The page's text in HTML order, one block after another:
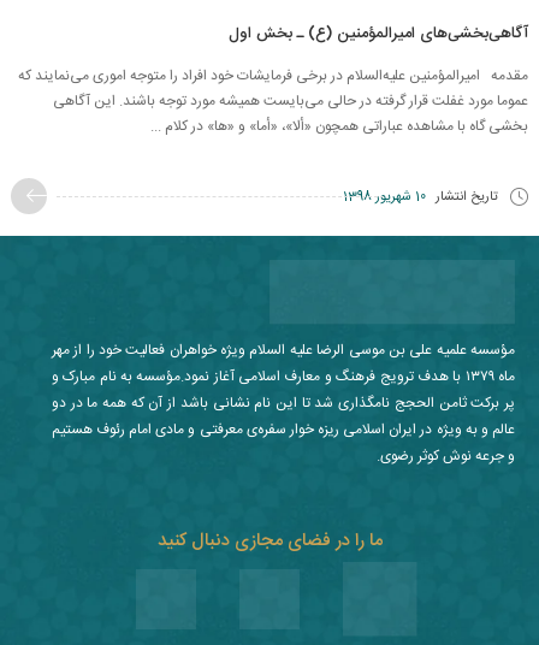
آگاهی‌بخشی‌های امیرالمؤمنین (ع) ـ بخش اول
مقدمه امیرالمؤمنین علیه‌السلام در برخی فرمایشات خود افراد را متوجه اموری می‌نمایند که
عموما مورد غفلت قرار گرفته در حالی می‌بایست همیشه مورد توجه باشند. این آگاهی
بخشی گاه با مشاهده عباراتی همچون «ألا»، «أما» و «ها» در کلام ...
تاریخ انتشار 10 شهریور 1398
ما را در فضای مجازی دنبال کنید
مؤسسه علمیه علی بن موسی الرضا علیه السلام ویژه خواهران فعالیت خود را از مهر
ماه ۱۳۷۹ با هدف ترویج فرهنگ و معارف اسلامی آغاز نمود.مؤسسه به نام مبارک و
پر برکت ثامن الحجج نامگذاری شد تا این نام نشانی باشد از آن که همه ما در دو
عالم و به ویژه در ایران اسلامی ریزه خوار سفره‌ی معرفتی و مادی امام رئوف هستیم
و جرعه نوش کوثر رضوی.